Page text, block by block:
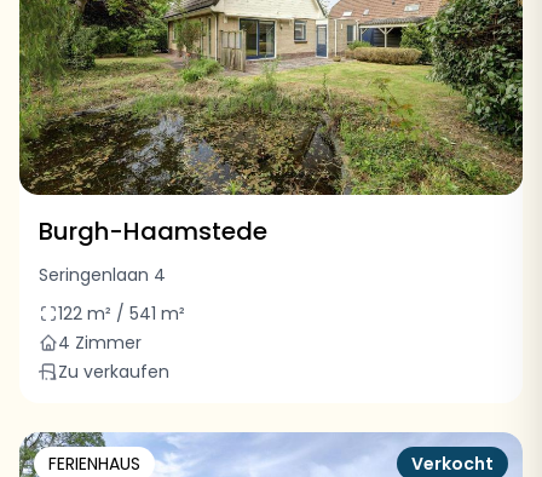
Burgh-Haamstede
Seringenlaan 4
122 m² / 541 m²
4 Zimmer
Zu verkaufen
FERIENHAUS Verkocht